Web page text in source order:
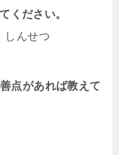
ください。
しんせつ
点があれば教えて